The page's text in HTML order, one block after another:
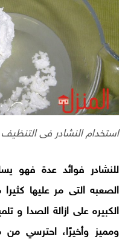
استخدام النشادر فى التنظيف
للنشادر فوائد عدة فهو
الصعبه التى مر عليها
الكبيره على ازالة الصدا و
ومميز وأخيرًا، احترسي من